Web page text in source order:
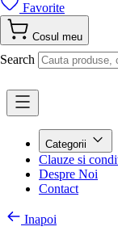
Favorite
Cosul meu
Search
Categorii
Clauze si
Despre Noi
Contact
Inapoi